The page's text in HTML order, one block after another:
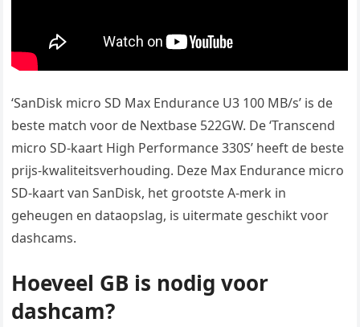
‘SanDisk micro SD Max Endurance U3 100 MB/s’ is de
beste match voor de Nextbase 522GW. De ‘Transcend
micro SD-kaart High Performance 330S’ heeft de beste
prijs-kwaliteitsverhouding. Deze Max Endurance micro
SD-kaart van SanDisk, het grootste A-merk in
geheugen en dataopslag, is uitermate geschikt voor
dashcams.
Hoeveel GB is nodig voor
dashcam?